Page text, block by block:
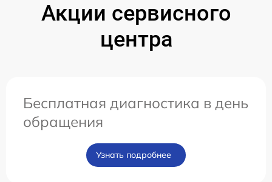
Акции сервисного
центра
Бесплатная диагностика в день
обращения
Узнать подробнее